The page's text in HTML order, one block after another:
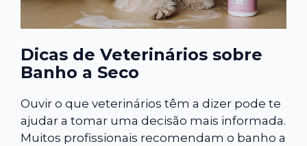
Dicas de Veterinários sobre
Banho a Seco
Ouvir o que veterinários têm a dizer pode te
ajudar a tomar uma decisão mais informada.
Muitos profissionais recomendam o banho a